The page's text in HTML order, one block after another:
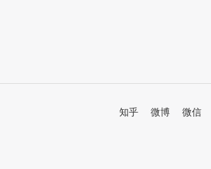
知乎 微博 微信